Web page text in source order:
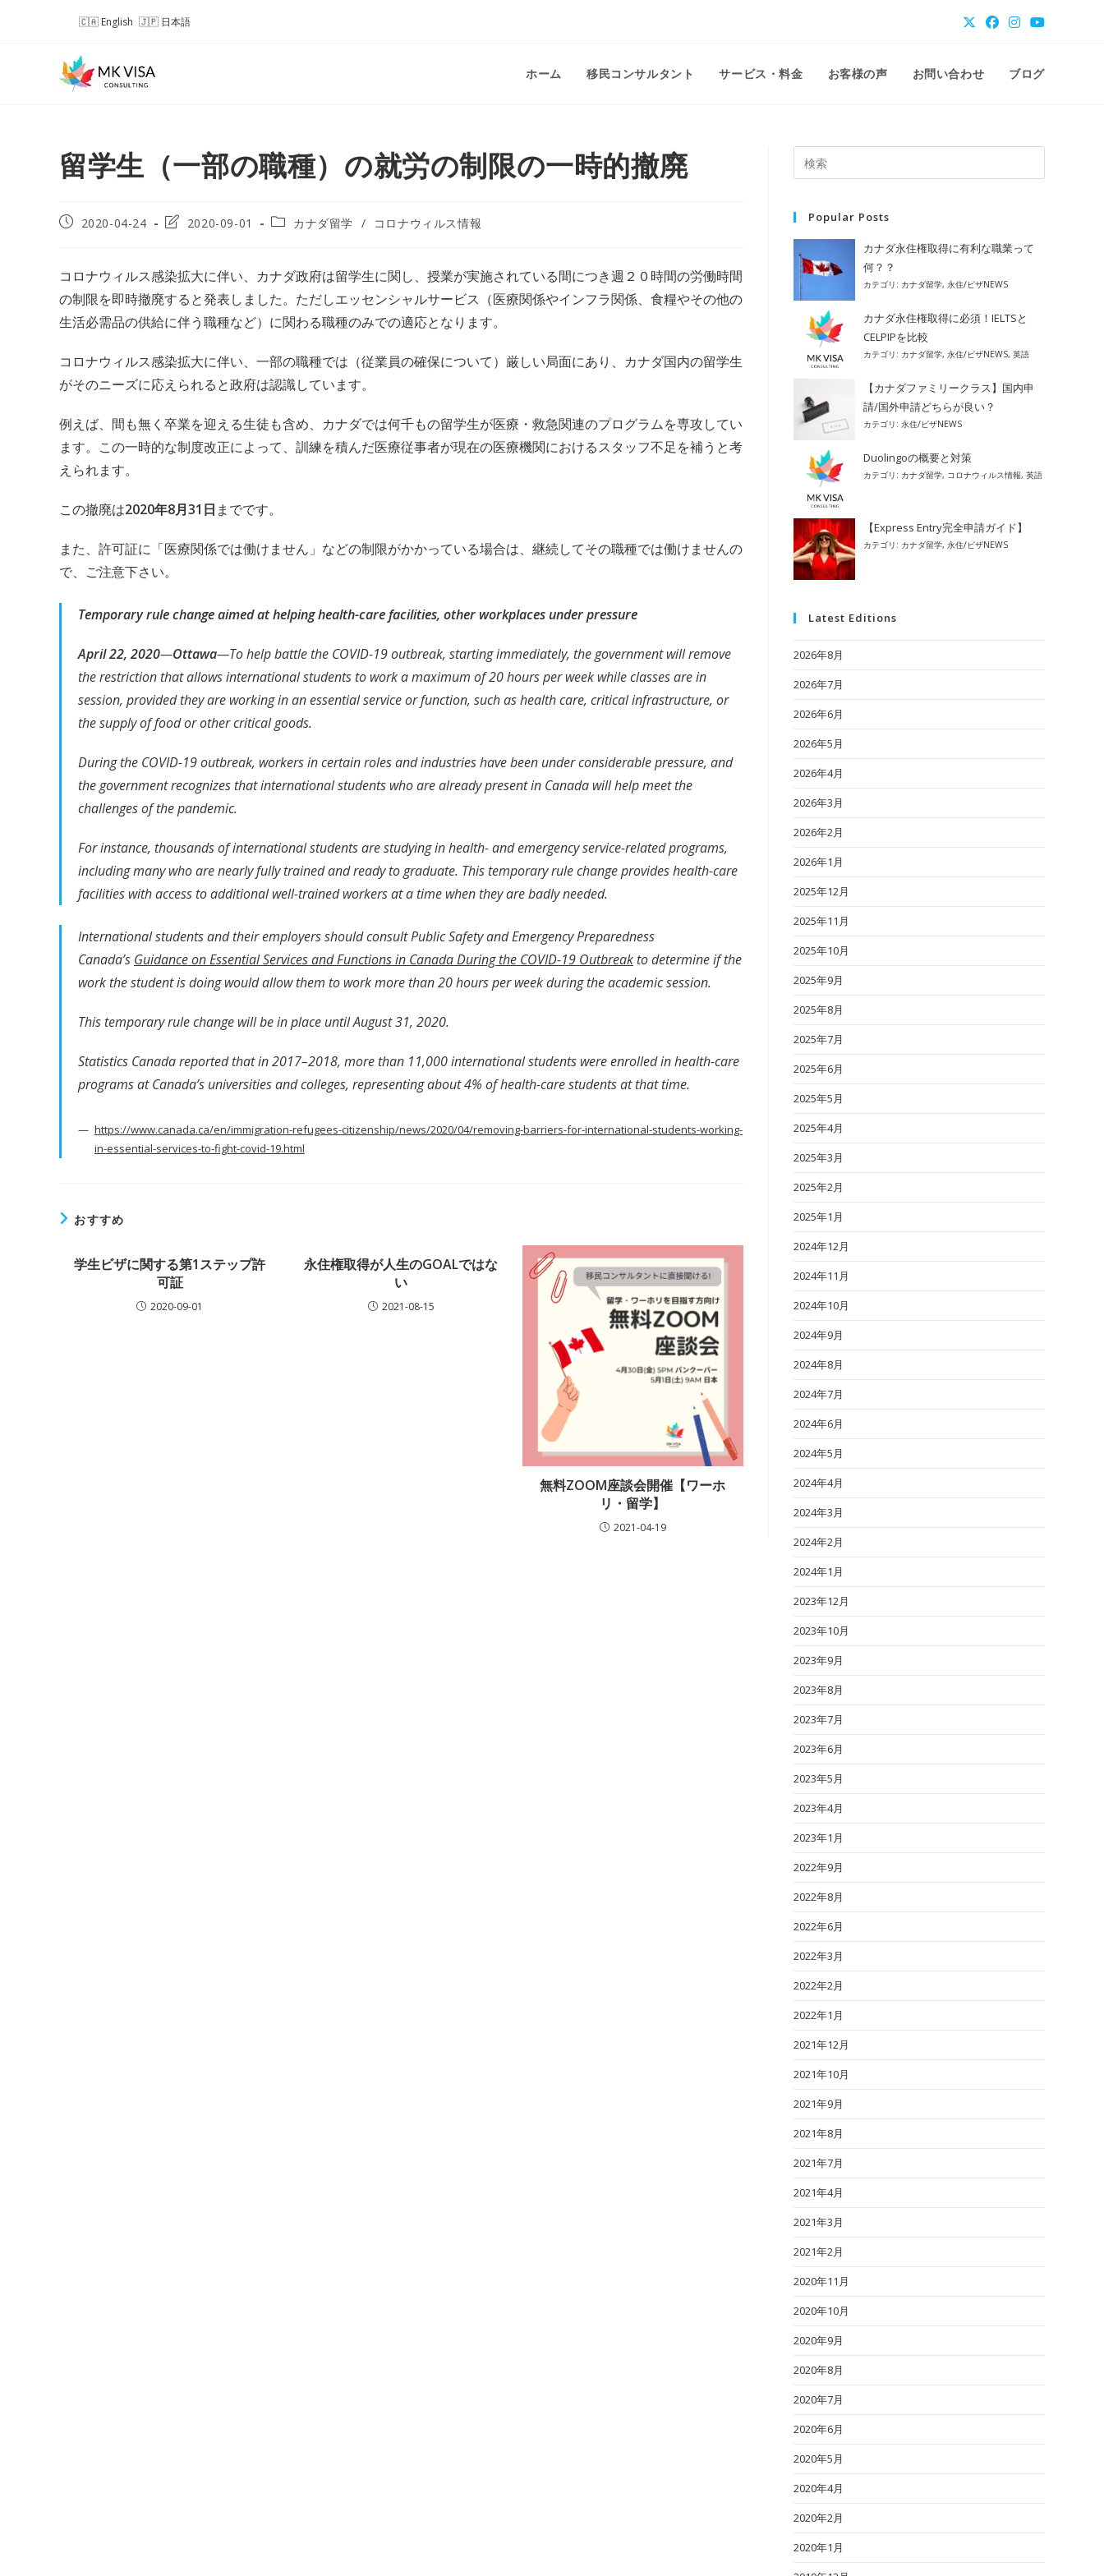
English 日本語
ホーム 移民コンサルタント サービス・料金 お客様の声 お問い合わせ ブログ
留学生（一部の職種）の就労の制限の一時的撤廃
投
日:
2020-04-24
投
最
終
変
更
日:
2020-09-01
投
テ
ゴ
リ
ー:
カナダ留学 / コロナウィルス情報
コロナウィルス感染拡大に伴い、カナダ政府は留学生に関し、授業が実施されている間につき週２０時間の労働時間
の制限を即時撤廃すると発表しました。ただしエッセンシャルサービス（医療関係やインフラ関係、食糧やその他の
生活必需品の供給に伴う職種など）に関わる職種のみでの適応となります。
コロナウィルス感染拡大に伴い、一部の職種では（従業員の確保について）厳しい局面にあり、カナダ国内の留学生
がそのニーズに応えられると政府は認識しています。
例えば、間も無く卒業を迎える生徒も含め、カナダでは何千もの留学生が医療・救急関連のプログラムを専攻してい
ます。この一時的な制度改正によって、訓練を積んだ医療従事者が現在の医療機関におけるスタッフ不足を補うと考
えられます。
この撤廃は2020年8月31日 までです。
また、許可証に「医療関係では働けません」などの制限がかかっている場合は、継続してその職種では働けませんの
で、ご注意下さい。
Temporary rule change aimed at helping health-care facilities, other workplaces under pressure
April 22, 2020—Ottawa—To help battle the COVID-19 outbreak, starting immediately, the government will remove
the restriction that allows international students to work a maximum of 20 hours per week while classes are in
session, provided they are working in an essential service or function, such as health care, critical infrastructure, or
the supply of food or other critical goods.
During the COVID-19 outbreak, workers in certain roles and industries have been under considerable pressure, and
the government recognizes that international students who are already present in Canada will help meet the
challenges of the pandemic.
For instance, thousands of international students are studying in health- and emergency service-related programs,
including many who are nearly fully trained and ready to graduate. This temporary rule change provides health-care
facilities with access to additional well-trained workers at a time when they are badly needed.
International students and their employers should consult Public Safety and Emergency Preparedness
Canada’s Guidance on Essential Services and Functions in Canada During the COVID-19 Outbreak to determine if the
work the student is doing would allow them to work more than 20 hours per week during the academic session.
This temporary rule change will be in place until August 31, 2020.
Statistics Canada reported that in 2017–2018, more than 11,000 international students were enrolled in health-care
programs at Canada’s universities and colleges, representing about 4% of health-care students at that time.
https://www.canada.ca/en/immigration-refugees-citizenship/news/2020/04/removing-barriers-for-international-students-working-
in-essential-services-to-fight-covid-19.html
おすすめ
学生ビザに関する第1ステップ許
可証
2020-09-01
永住権取得が人生のGOALではな
い
2021-08-15
無料ZOOM座談会開催【ワーホ
リ・留学】
2021-04-19
Popular Posts
カナダ永住権取得に有利な職業って
何？？
カテゴリ: カナダ留学, 永住/ビザNEWS
カナダ永住権取得に必須！IELTSと
CELPIPを比較
カテゴリ: カナダ留学, 永住/ビザNEWS, 英語
【カナダファミリークラス】国内申
請/国外申請どちらが良い？
カテゴリ: 永住/ビザNEWS
Duolingoの概要と対策
カテゴリ: カナダ留学, コロナウィルス情報, 英語
【Express Entry完全申請ガイド】
カテゴリ: カナダ留学, 永住/ビザNEWS
Latest Editions
2026年8月
2026年7月
2026年6月
2026年5月
2026年4月
2026年3月
2026年2月
2026年1月
2025年12月
2025年11月
2025年10月
2025年9月
2025年8月
2025年7月
2025年6月
2025年5月
2025年4月
2025年3月
2025年2月
2025年1月
2024年12月
2024年11月
2024年10月
2024年9月
2024年8月
2024年7月
2024年6月
2024年5月
2024年4月
2024年3月
2024年2月
2024年1月
2023年12月
2023年10月
2023年9月
2023年8月
2023年7月
2023年6月
2023年5月
2023年4月
2023年1月
2022年9月
2022年8月
2022年6月
2022年3月
2022年2月
2022年1月
2021年12月
2021年10月
2021年9月
2021年8月
2021年7月
2021年4月
2021年3月
2021年2月
2020年11月
2020年10月
2020年9月
2020年8月
2020年7月
2020年6月
2020年5月
2020年4月
2020年2月
2020年1月